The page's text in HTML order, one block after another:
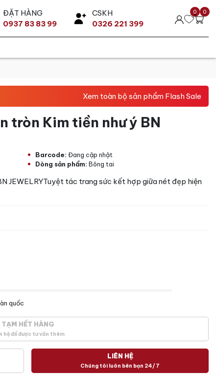
ĐẶT HÀNG
0937 83 83 99
CSKH
0326 221 399
0 0
Xem toàn bộ sản phẩm Flash Sale
tròn Kim tiền như ý BN
Barcode: Đang cập nhật
Dòng sản phẩm: Bông tai
JEWELRYTuyệt tác trang sức kết hợp giữa nét đẹp hiện
quốc
TẠM HẾT HÀNG
hệ để được tư vấn thêm
LIÊN HỆ
Chúng tôi luôn bên bạn 24/7